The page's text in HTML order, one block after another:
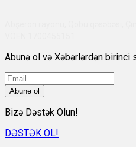
Abunə ol və Xəbərlərdən birinci
Abunə ol
Bizə Dəstək Olun!
DƏSTƏK OL!